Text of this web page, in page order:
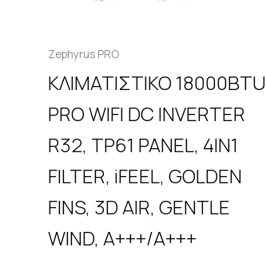
Ζephyrus PRO
ΚΛΙΜΑΤΙΣΤΙΚΟ 18000BTU
PRO WIFI DC INVERTER
R32, TP61 PANEL, 4IN1
FILTER, iFEEL, GOLDEN
FINS, 3D AIR, GENTLE
WIND, A+++/A+++